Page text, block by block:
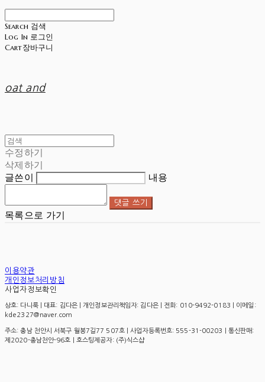
Search 검색
Log In 로그인
Cart장바구니
oat and
수정하기
삭제하기
글쓴이
내용
댓글 쓰기
목록으로 가기
이용약관
개인정보처리방침
사업자정보확인
상호: 다니룩 | 대표: 김다은 | 개인정보관리책임자: 김다은 | 전화: 010-9492-0183 | 이메일:
kde2327@naver.com
주소: 충남 천안시 서북구 월봉7길77 507호 | 사업자등록번호: 555-31-00203
| 통신판매:
제2020-충남천안-96호 | 호스팅제공자: (주)식스샵